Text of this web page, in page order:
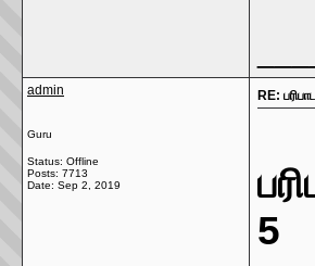
admin
Guru
Status: Offline
Posts: 7713
Date: Sep 2, 2019
RE: